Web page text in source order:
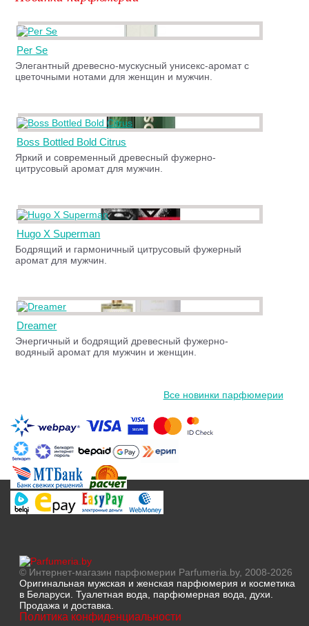
Per Se
Элегантный древесно-мускусный унисекс-аромат с
цветочными нотами для женщин и мужчин.
Boss Bottled Bold Citrus
Яркий и современный древесный фужерно-
цитрусовый аромат для мужчин.
Hugo X Superman
Бодрящий и гармоничный цитрусовый фужерный
аромат для мужчин.
Dreamer
Энергичный и бодрящий древесный фужерно-
водяный аромат для мужчин и женщин.
Все новинки парфюмерии
© Интернет-магазин парфюмерии Parfumeria.by, 2008-2026
Оригинальная мужская и женская парфюмерия и косметика
в Беларуси. Туалетная вода, парфюмерная вода, духи.
Продажа и доставка.
Политика конфиденциальности